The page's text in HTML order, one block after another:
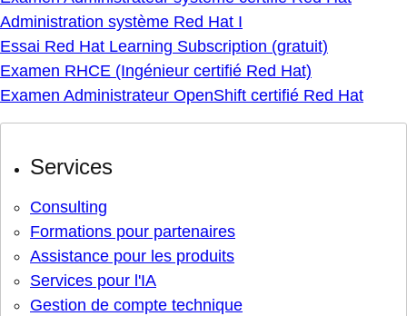
Administration système Red Hat I
Essai Red Hat Learning Subscription (gratuit)
Examen RHCE (Ingénieur certifié Red Hat)
Examen Administrateur OpenShift certifié Red Hat
Services
Consulting
Formations pour partenaires
Assistance pour les produits
Services pour l'IA
Gestion de compte technique